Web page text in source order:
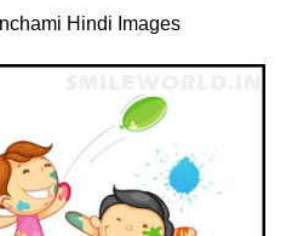
Hindi Images